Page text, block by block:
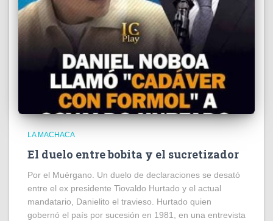
LA MACHACA
El duelo entre bobita y el sucretizador
Por el Muérgano. Un duelo de declaraciones se desató
entre el ex presidente Tiovaldo Hurtado y el actual
mandatario, Danielito el travieso. Hurtado quien
gobernó el país por sucesión en 1981, en una entrevista